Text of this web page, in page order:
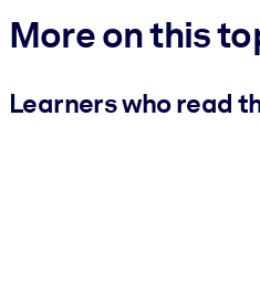
More on this
Learners who read